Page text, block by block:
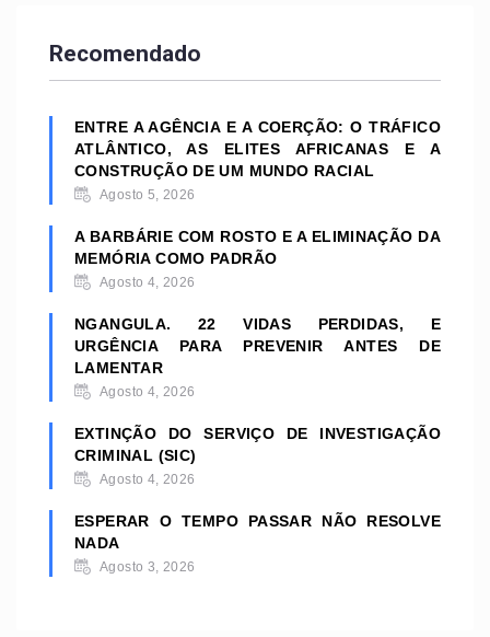
Recomendado
ENTRE A AGÊNCIA E A COERÇÃO: O TRÁFICO
ATLÂNTICO, AS ELITES AFRICANAS E A
CONSTRUÇÃO DE UM MUNDO RACIAL
Agosto 5, 2026
A BARBÁRIE COM ROSTO E A ELIMINAÇÃO DA
MEMÓRIA COMO PADRÃO
Agosto 4, 2026
NGANGULA. 22 VIDAS PERDIDAS, E
URGÊNCIA PARA PREVENIR ANTES DE
LAMENTAR
Agosto 4, 2026
EXTINÇÃO DO SERVIÇO DE INVESTIGAÇÃO
CRIMINAL (SIC)
Agosto 4, 2026
ESPERAR O TEMPO PASSAR NÃO RESOLVE
NADA
Agosto 3, 2026